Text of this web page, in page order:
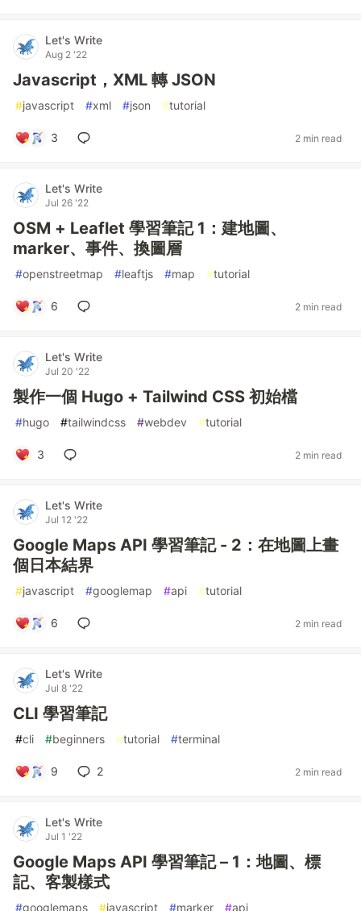
Let's Write
Aug 2 '22
Javascript，XML 轉 JSON
#javascript #xml #json #tutorial
3 2 min read
Let's Write
Jul 26 '22
OSM + Leaflet 學習筆記 1：建地圖、
marker、事件、換圖層
#openstreetmap #leaftjs #map #tutorial
6 2 min read
Let's Write
Jul 20 '22
製作一個 Hugo + Tailwind CSS 初始檔
#hugo #tailwindcss #webdev #tutorial
3 2 min read
Let's Write
Jul 12 '22
Google Maps API 學習筆記 - 2：在地圖上畫
個日本結界
#javascript #googlemap #api #tutorial
6 2 min read
Let's Write
Jul 8 '22
CLI 學習筆記
#cli #beginners #tutorial #terminal
9 2 2 min read
Let's Write
Jul 1 '22
Google Maps API 學習筆記 – 1：地圖、標
記、客製樣式
#googlemaps #javascript #marker #api